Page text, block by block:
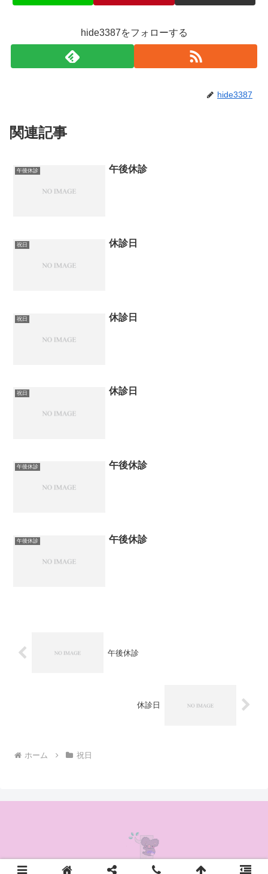
hide3387をフォローする
hide3387
関連記事
午後休診 午後休診
祝日 休診日
祝日 休診日
祝日 休診日
午後休診 午後休診
午後休診 午後休診
午後休診
休診日
ホーム 祝日
© 2020 かんの耳鼻咽喉科クリニック.